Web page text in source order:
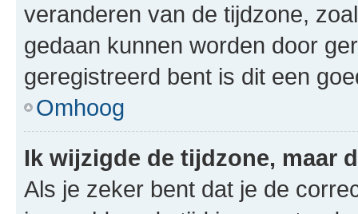
veranderen van de tijdzone,
gedaan kunnen worden door
geregistreerd bent is dit een
Omhoog
Ik wijzigde de tijdzone, maar
Als je zeker bent dat je de